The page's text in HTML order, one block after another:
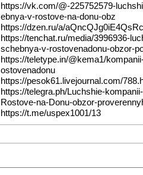
https://vk.com/@-225752579-
ebnya-v-rostove-na-donu-obz
https://dzen.ru/a/
https://tenchat.ru/media/3996936-
schebnya-v-rostovenadonu-obzor-
https://teletype.in/@kema1/
ostovenadonu
https://pesok61.livejournal.com/
https://telegra.ph/Luchshie-
Rostove-na-Donu-obzor-
https://t.me/uspex1001/13